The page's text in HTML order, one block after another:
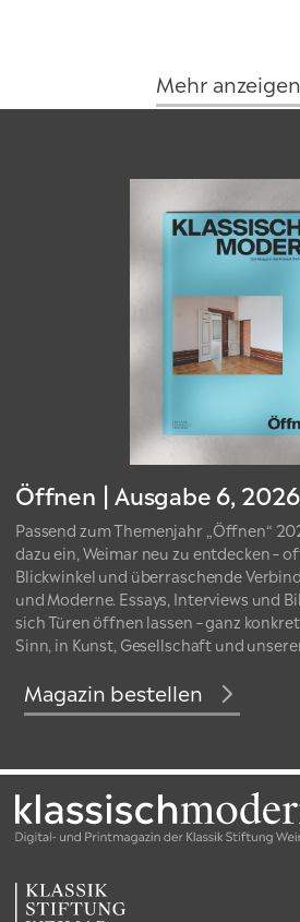
Mehr anzeigen
Öffnen | Ausgabe 6, 2026
Passend zum Themenjahr „Öffnen“
dazu ein, Weimar neu zu entdecken –
Blickwinkel und überraschende
und Moderne. Essays, Interviews und
sich Türen öffnen lassen – ganz
Sinn, in Kunst, Gesellschaft und
Magazin bestellen